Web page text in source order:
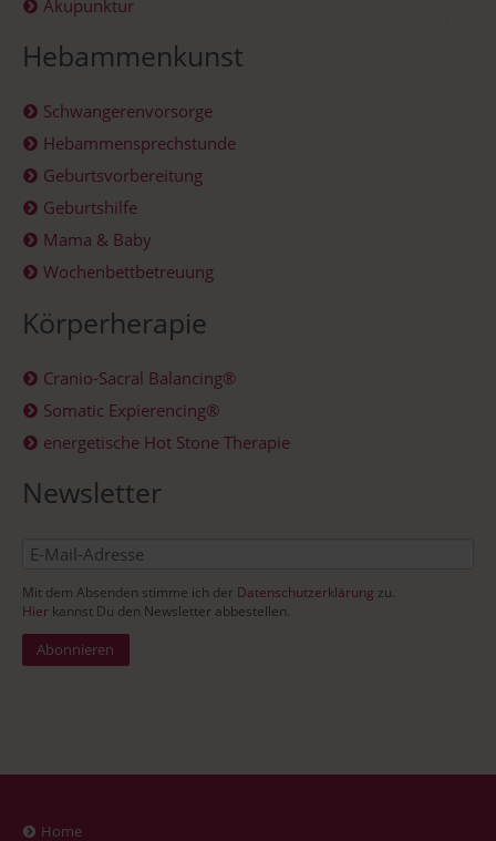
Akupunktur
Hebammenkunst
Schwangerenvorsorge
Hebammensprechstunde
Geburtsvorbereitung
Geburtshilfe
Mama & Baby
Wochenbettbetreuung
Körperherapie
Cranio-Sacral Balancing®
Somatic Expierencing®
energetische Hot Stone Therapie
Newsletter
E-
Adresse
Mit dem Absenden stimme ich der Datenschutzerklärung zu.
Hier kannst Du den Newsletter abbestellen.
Abonnieren
Navigation
Home